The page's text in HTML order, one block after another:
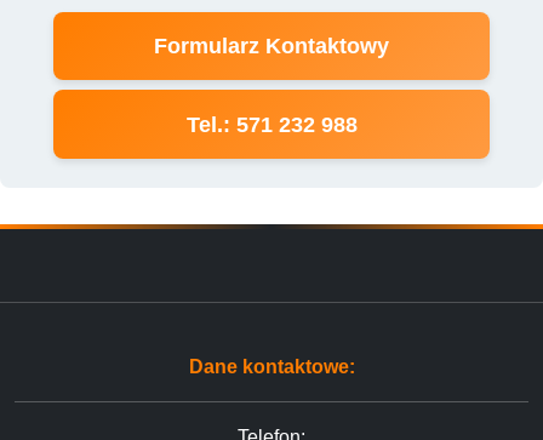
Formularz Kontaktowy
Tel.: 571 232 988
Dane kontaktowe: